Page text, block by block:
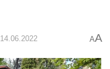
14.06.2022 AA